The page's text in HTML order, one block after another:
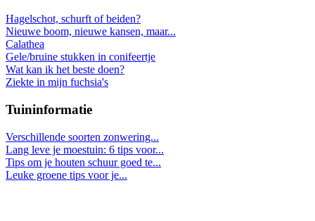
Hagelschot, schurft of beiden?
Nieuwe boom, nieuwe kansen, maar...
Calathea
Gele/bruine stukken in conifeertje
Wat kan ik het beste doen?
Ziekte in mijn fuchsia's
Tuininformatie
Verschillende soorten zonwering...
Lang leve je moestuin: 6 tips voor...
Tips om je houten schuur goed te...
Leuke groene tips voor je...